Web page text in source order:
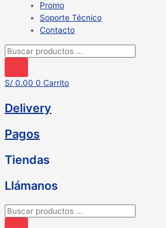
Promo
Soporte Técnico
Contacto
Búsqueda
productos
S/ 0.00 0 Carrito
Delivery
Pagos
Tiendas
Llámanos
Búsqueda